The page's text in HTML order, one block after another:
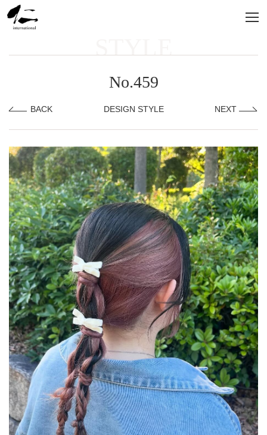
STYLE
No.459
BACK DESIGN STYLE NEXT